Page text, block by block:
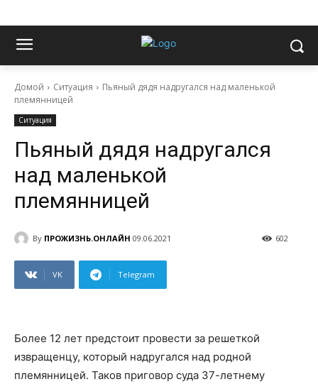
Домой Ситуация
Пьяный дядя надругался над маленькой
племянницей
Ситуация
Пьяный дядя надругался
над маленькой
племянницей
By ПРОЖИЗНЬ.ОНЛАЙН 09.06.2021 602
VK Telegram
Более 12 лет предстоит провести за решеткой
извращенцу, который надругался над родной
племянницей. Таков приговор суда 37-летнему